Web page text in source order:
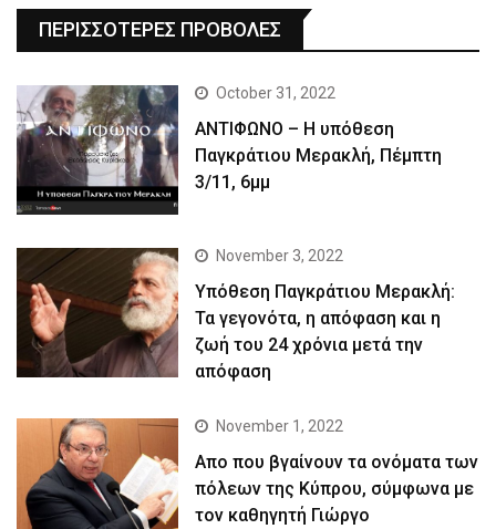
ΠΕΡΙΣΣΟΤΕΡΕΣ ΠΡΟΒΟΛΕΣ
October 31, 2022
ΑΝΤΙΦΩΝΟ – Η υπόθεση
Παγκράτιου Μερακλή, Πέμπτη
3/11, 6μμ
November 3, 2022
Yπόθεση Παγκράτιου Μερακλή:
Τα γεγονότα, η απόφαση και η
ζωή του 24 χρόνια μετά την
απόφαση
November 1, 2022
Απο που βγαίνουν τα ονόματα των
πόλεων της Κύπρου, σύμφωνα με
τον καθηγητή Γιώργο